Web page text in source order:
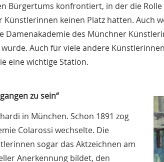
Bürgertums konfrontiert, in der die
keinen Platz hatten. Auch
Damenakademie des Münchner
Auch für viele andere
eine wichtige Station.
zu sein“
in München. Schon 1891 zog
Colarossi wechselte. Die
sogar das Aktzeichnen am
Anerkennung bildet, den